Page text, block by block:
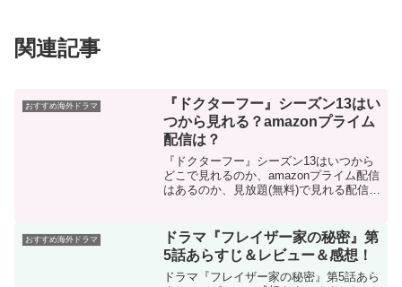
関連記事
おすすめ海外ドラマ
『ドクターフー』シーズン13はい
つから見れる？amazonプライム
配信は？
『ドクターフー』シーズン13はいつから
どこで見れるのか、amazonプライム配信
はあるのか、見放題(無料)で見れる配信サ
るイギリスの大人気SFドラマシリーズの
新シーズンの最新配信状況をまとめま
す。
おすすめ海外ドラマ
ドラマ『フレイザー家の秘密』第
5話あらすじ＆レビュー＆感想！
ドラマ『フレイザー家の秘密』第5話あら